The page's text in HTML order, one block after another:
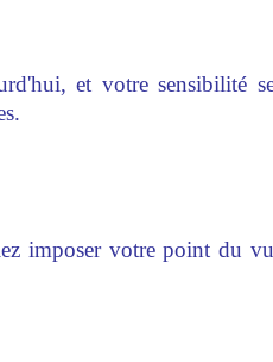
et votre sensibilité
imposer votre point du